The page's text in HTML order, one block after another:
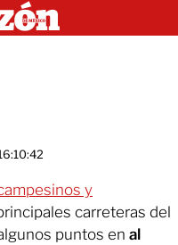
y
carreteras del
puntos en al